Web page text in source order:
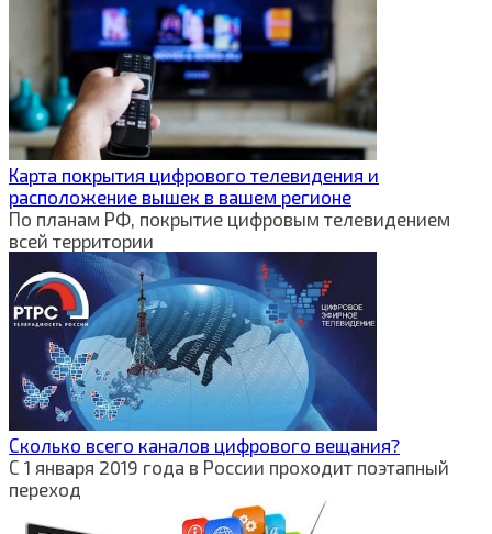
Карта покрытия цифрового телевидения и
расположение вышек в вашем регионе
По планам РФ, покрытие цифровым телевидением
всей территории
Сколько всего каналов цифрового вещания?
С 1 января 2019 года в России проходит поэтапный
переход